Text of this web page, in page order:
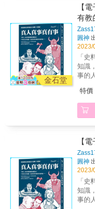
一
的夥
學人
我欣
廣泛
生
術
的
為台
姓名
主任
李健
市育
大學
史地
中教
推薦
視
勾勒
的
學
我欣
廣泛
生
術
會
同的
路徑與歐
與社
理論
關聯
的
有的
響。
金石堂
【
有教
圓神
2023/
「史
知識
事的
史老
本耽
時、
茶
本沒
歷史
演的
入，
足道
的後
特價
【
圓神
2023/
「史
知識
事的